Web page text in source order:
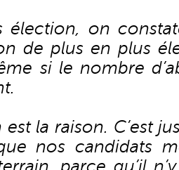
élection, on
de plus en plus
si le nombre
la raison. C’est
nos candidats